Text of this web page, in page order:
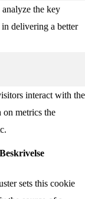
analyze the key
delivering a better
interact with the
metrics the
Beskrivelse
sets this cookie